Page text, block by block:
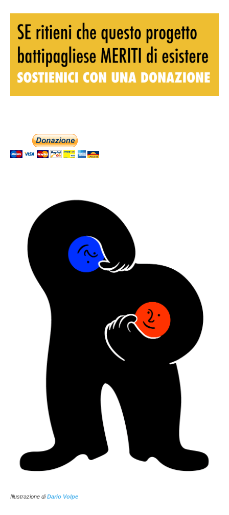
Illustrazione diDario Volpe